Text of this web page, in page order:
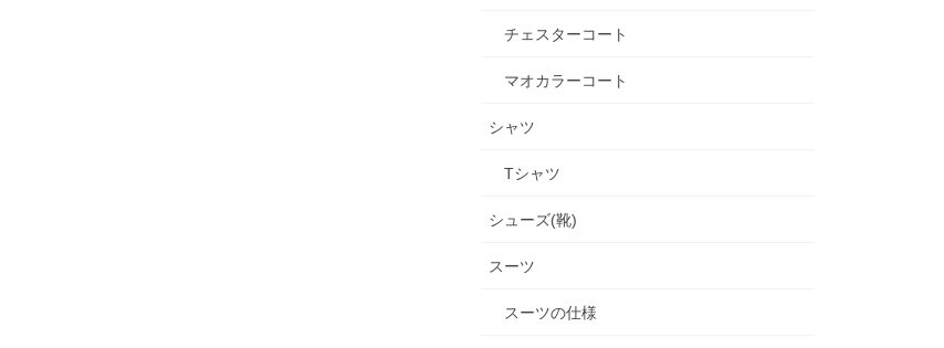
チェスターコート
マオカラーコート
シャツ
Tシャツ
シューズ(靴)
スーツ
スーツの仕様